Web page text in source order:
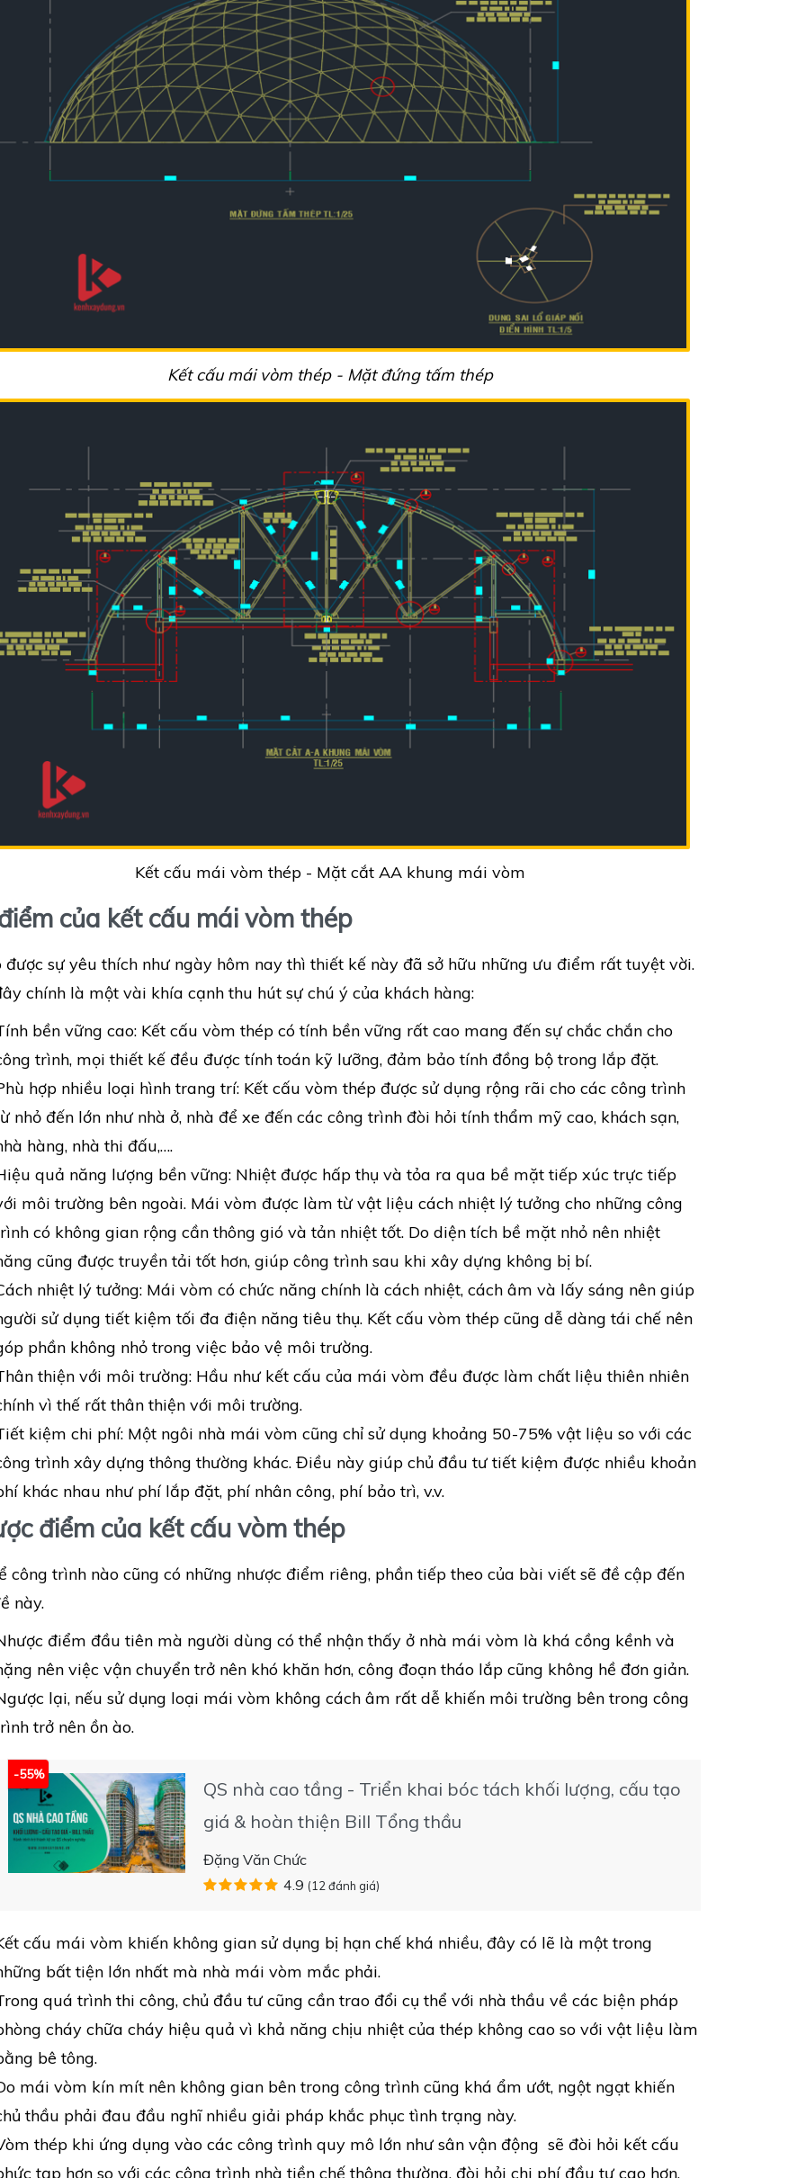
Kết cấu mái vòm thép - Mặt đứng tấm thép
Kết cấu mái vòm thép - Mặt cắt AA khung mái vòm
của kết cấu mái vòm thép
được sự yêu thích như ngày hôm nay thì thiết kế này đã sở hữu những ưu điểm rất tuyệt vời.
chính là một vài khía cạnh thu hút sự chú ý của khách hàng:
bền vững cao: Kết cấu vòm thép có tính bền vững rất cao mang đến sự chắc chắn cho
trình, mọi thiết kế đều được tính toán kỹ lưỡng, đảm bảo tính đồng bộ trong lắp đặt.
hợp nhiều loại hình trang trí: Kết cấu vòm thép được sử dụng rộng rãi cho các công trình
nhỏ đến lớn như nhà ở, nhà để xe đến các công trình đòi hỏi tính thẩm mỹ cao, khách sạn,
hàng, nhà thi đấu,….
quả năng lượng bền vững: Nhiệt được hấp thụ và tỏa ra qua bề mặt tiếp xúc trực tiếp
môi trường bên ngoài. Mái vòm được làm từ vật liệu cách nhiệt lý tưởng cho những công
có không gian rộng cần thông gió và tản nhiệt tốt. Do diện tích bề mặt nhỏ nên nhiệt
cũng được truyền tải tốt hơn, giúp công trình sau khi xây dựng không bị bí.
nhiệt lý tưởng: Mái vòm có chức năng chính là cách nhiệt, cách âm và lấy sáng nên giúp
sử dụng tiết kiệm tối đa điện năng tiêu thụ. Kết cấu vòm thép cũng dễ dàng tái chế nên
phần không nhỏ trong việc bảo vệ môi trường.
thiện với môi trường: Hầu như kết cấu của mái vòm đều được làm chất liệu thiên nhiên
vì thế rất thân thiện với môi trường.
kiệm chi phí: Một ngôi nhà mái vòm cũng chỉ sử dụng khoảng 50-75% vật liệu so với các
trình xây dựng thông thường khác. Điều này giúp chủ đầu tư tiết kiệm được nhiều khoản
khác nhau như phí lắp đặt, phí nhân công, phí bảo trì, v.v.
điểm của kết cấu vòm thép
công trình nào cũng có những nhược điểm riêng, phần tiếp theo của bài viết sẽ đề cập đến
này.
điểm đầu tiên mà người dùng có thể nhận thấy ở nhà mái vòm là khá cồng kềnh và
nên việc vận chuyển trở nên khó khăn hơn, công đoạn tháo lắp cũng không hề đơn giản.
lại, nếu sử dụng loại mái vòm không cách âm rất dễ khiến môi trường bên trong công
trở nên ồn ào.
-55%
QS nhà cao tầng - Triển khai bóc tách khối lượng, cấu tạo
giá & hoàn thiện Bill Tổng thầu
Đặng Văn Chức
4.9 (12 đánh giá)
cấu mái vòm khiến không gian sử dụng bị hạn chế khá nhiều, đây có lẽ là một trong
bất tiện lớn nhất mà nhà mái vòm mắc phải.
quá trình thi công, chủ đầu tư cũng cần trao đổi cụ thể với nhà thầu về các biện pháp
cháy chữa cháy hiệu quả vì khả năng chịu nhiệt của thép không cao so với vật liệu làm
bê tông.
mái vòm kín mít nên không gian bên trong công trình cũng khá ẩm ướt, ngột ngạt khiến
thầu phải đau đầu nghĩ nhiều giải pháp khắc phục tình trạng này.
thép khi ứng dụng vào các công trình quy mô lớn như sân vận động sẽ đòi hỏi kết cấu
tạp hơn so với các công trình nhà tiền chế thông thường, đòi hỏi chi phí đầu tư cao hơn.